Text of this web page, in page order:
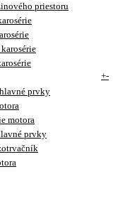
priestoru
+-
prvky
motora
prvky